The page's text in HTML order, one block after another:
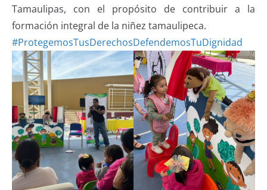
Tamaulipas, con el propósito de contribuir a la
formación integral de la niñez tamaulipeca.
#ProtegemosTusDerechosDefendemosTuDignidad